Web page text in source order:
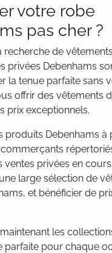
votre robe
pas cher ?
recherche de
privées Debenhams
la tenue parfaite sans
offrir des vêtements
prix exceptionnels.
produits Debenhams à
privées en
large sélection de
et bénéficier de
les
parfaite pour chaque